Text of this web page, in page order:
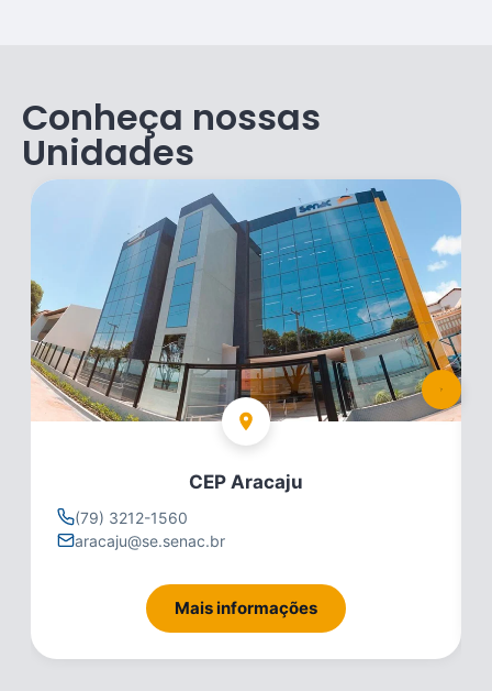
Conheça nossas
Unidades
CEP Aracaju
(79) 3212-1560
aracaju@se.senac.br
Mais informações